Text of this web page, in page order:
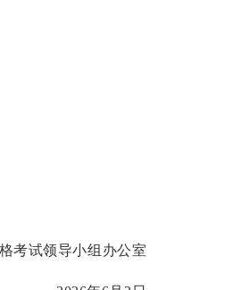
领导小组办公室